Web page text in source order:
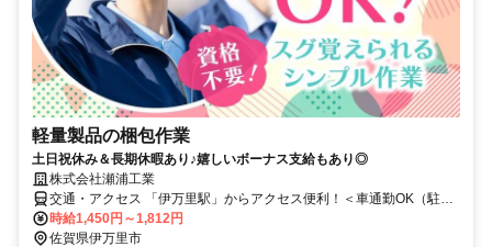
軽量製品の梱包作業
土日祝休み＆長期休暇あり♪嬉しいボーナス支給もあり◎
株式会社瀬浦工業
交通・アクセス 「伊万里駅」からアクセス便利！＜車通勤OK（駐車
場無料）＞
時給1,450円～1,812円
佐賀県伊万里市